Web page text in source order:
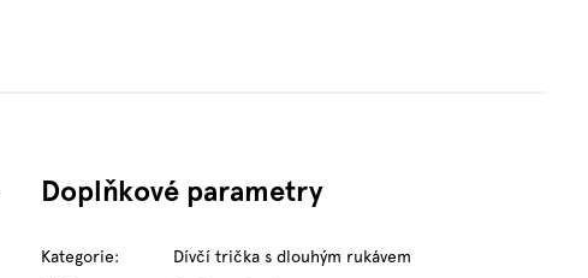
Doplňkové parametry
Kategorie:
Dívčí trička s dlouhým rukávem